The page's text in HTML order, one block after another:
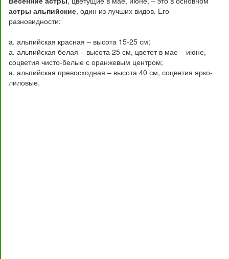
астры альпийские, один из лучших видов. Его
разновидности:
а. альпийская красная – высота 15-25 см;
а. альпийская белая – высота 25 см, цветет в мае – июне,
соцветия чисто-белые с оранжевым центром;
а. альпийская превосходная – высота 40 см, соцветия ярко-
лиловые.